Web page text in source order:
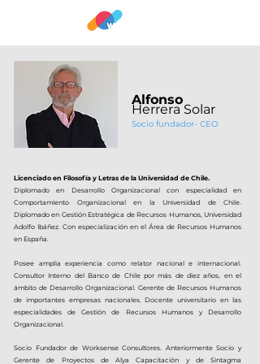
Alfonso
Herrera Solar
Socio fundador- CEO
Licenciado en Filosofía y Letras de la Universidad de Chile.
Diplomado en Desarrollo Organizacional con especialidad en
Comportamiento Organizacional en la Universidad de Chile.
Diplomado en Gestión Estratégica de Recursos Humanos, Universidad
Adolfo Ibáñez. Con especialización en el Área de Recursos Humanos
en España.
Posee amplia experiencia como relator nacional e internacional.
Consultor Interno del Banco de Chile por más de diez años, en el
ámbito de Desarrollo Organizacional. Gerente de Recursos Humanos
de importantes empresas nacionales. Docente universitario en las
especialidades de Gestión de Recursos Humanos y Desarrollo
Organizacional.
Socio Fundador de Worksense Consultores. Anteriormente Socio y
Gerente de Proyectos de Alya Capacitación y de Sintagma